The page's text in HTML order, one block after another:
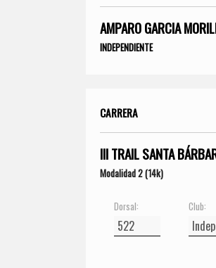
AMPARO GARCIA
INDEPENDIENTE
CARRERA
III TRAIL SANTA
Modalidad 2 (14k)
Dorsal: Club: